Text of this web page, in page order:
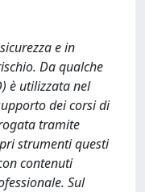
e in
Da qualche
è utilizzata nel
dei corsi di
tramite
strumenti questi
contenuti
Sul